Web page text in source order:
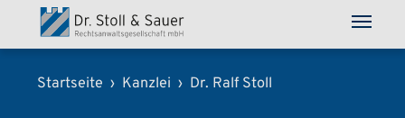
Direkt zum Inhalt
Startseite
Kanzlei Dr. Ralf Stoll